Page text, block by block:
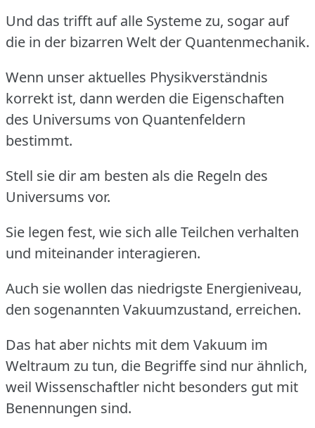
Und das trifft auf alle Systeme zu, sogar auf
die in der bizarren Welt der Quantenmechanik.
Wenn unser aktuelles Physikverständnis
korrekt ist, dann werden die Eigenschaften
des Universums von Quantenfeldern
bestimmt.
Stell sie dir am besten als die Regeln des
Universums vor.
Sie legen fest, wie sich alle Teilchen verhalten
und miteinander interagieren.
Auch sie wollen das niedrigste Energieniveau,
den sogenannten Vakuumzustand, erreichen.
Das hat aber nichts mit dem Vakuum im
Weltraum zu tun, die Begriffe sind nur ähnlich,
weil Wissenschaftler nicht besonders gut mit
Benennungen sind.